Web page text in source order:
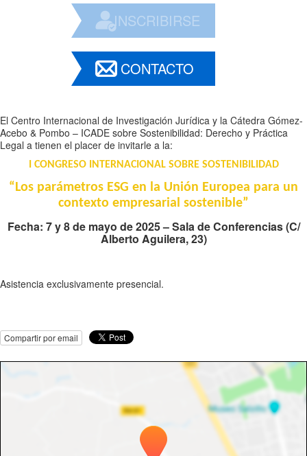
INSCRIBIRSE
CONTACTO
El Centro Internacional de Investigación Jurídica y la Cátedra Gómez-
Acebo & Pombo – ICADE sobre Sostenibilidad: Derecho y Práctica
Legal a tienen el placer de invitarle a la:
I CONGRESO INTERNACIONAL SOBRE SOSTENIBILIDAD
“Los parámetros ESG en la Unión Europea para un
contexto empresarial sostenible”
Fecha: 7 y 8 de mayo de 2025 – Sala de Conferencias (C/
Alberto Aguilera, 23)
Asistencia exclusivamente presencial.
Compartir por email